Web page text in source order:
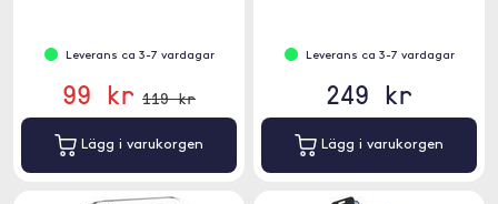
Leverans ca 3-7 vardagar
99 kr 119 kr
Lägg i varukorgen
Leverans ca 3-7 vardagar
249 kr
Lägg i varukorgen